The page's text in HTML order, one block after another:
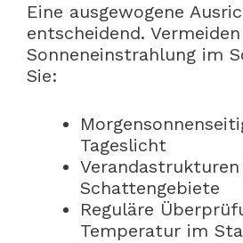
Eine ausgewogene
entscheidend.
Sonneneinstrahlung im
Sie:
Tageslicht
Schattengebiete
Reguläre
Temperatur im